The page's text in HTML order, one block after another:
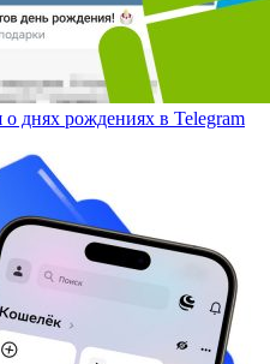
днях рождениях в Telegram